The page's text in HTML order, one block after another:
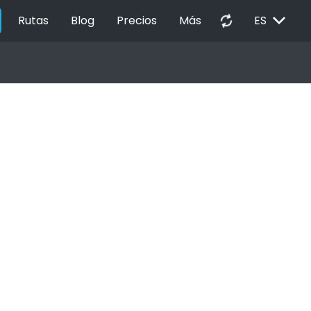
Rutas Blog Precios Más autorenew ES EXPAND_MORE